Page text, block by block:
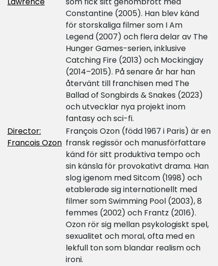
Constantine (2005). Han blev känd
för storskaliga filmer som I Am
Legend (2007) och flera delar av The
Hunger Games-serien, inklusive
Catching Fire (2013) och Mockingjay
(2014–2015). På senare år har han
återvänt till franchisen med The
Ballad of Songbirds & Snakes (2023)
och utvecklar nya projekt inom
fantasy och sci-fi.
Director:
Francois Ozon
François Ozon (född 1967 i Paris) är en
fransk regissör och manusförfattare
känd för sitt produktiva tempo och
sin känsla för provokativt drama. Han
slog igenom med Sitcom (1998) och
etablerade sig internationellt med
filmer som Swimming Pool (2003), 8
femmes (2002) och Frantz (2016).
Ozon rör sig mellan psykologiskt spel,
sexualitet och moral, ofta med en
lekfull ton som blandar realism och
ironi.